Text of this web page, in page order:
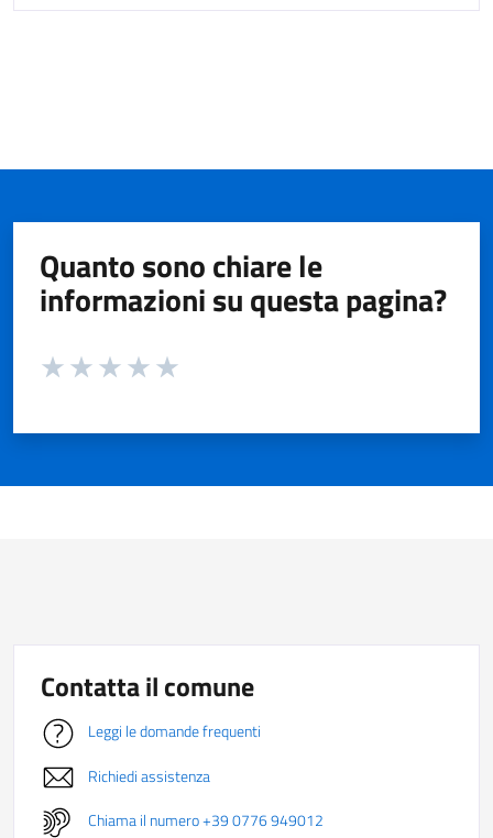
Quanto sono chiare le
informazioni su questa pagina?
Valuta da 1 a 5 stelle la pagina
Contatta il comune
Leggi le domande frequenti
Richiedi assistenza
Chiama il numero +39 0776 949012